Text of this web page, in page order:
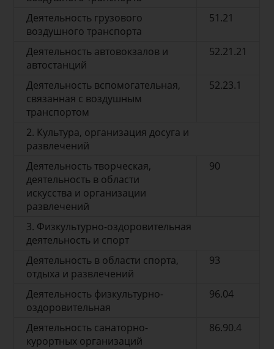
Деятельность грузового
воздушного транспорта
51.21
Деятельность автовокзалов и
автостанций
52.21.21
Деятельность вспомогательная,
связанная с воздушным
транспортом
52.23.1
2. Культура, организация досуга и
развлечений
Деятельность творческая,
деятельность в области
искусства и организации
развлечений
90
3. Физкультурно-оздоровительная
деятельность и спорт
Деятельность в области спорта,
отдыха и развлечений
93
Деятельность физкультурно-
оздоровительная
96.04
Деятельность санаторно-
курортных организаций
86.90.4